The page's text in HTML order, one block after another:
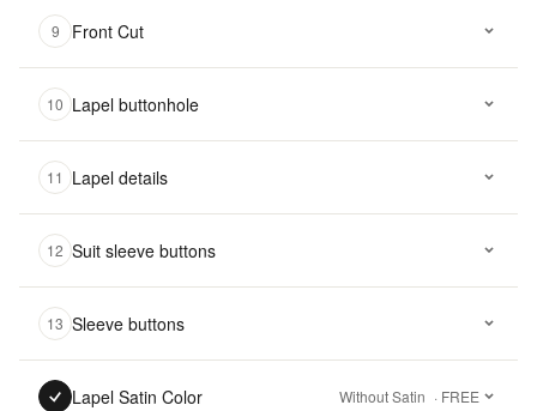
9 Front Cut
10 Lapel buttonhole
11 Lapel details
12 Suit sleeve buttons
13 Sleeve buttons
Lapel Satin Color Without Satin · FREE